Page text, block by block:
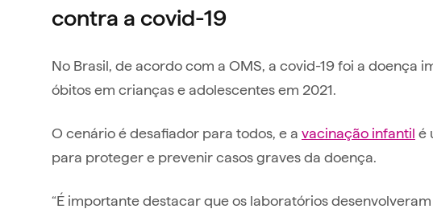
contra a covid-19
No Brasil, de acordo com a OMS, a covid-19 foi a doença
óbitos em crianças e adolescentes em 2021.
O cenário é desafiador para todos, e a vacinação infantil é
para proteger e prevenir casos graves da doença.
“É importante destacar que os laboratórios